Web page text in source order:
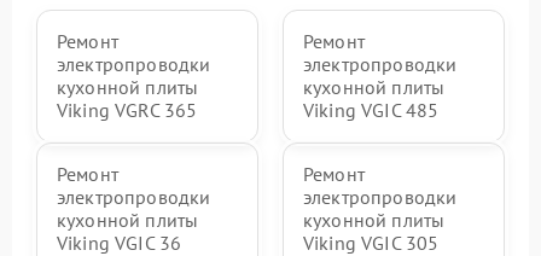
Ремонт
электропроводки
кухонной плиты
Viking VGRC 365
Ремонт
электропроводки
кухонной плиты
Viking VGIC 485
Ремонт
электропроводки
кухонной плиты
Viking VGIC 36
Ремонт
электропроводки
кухонной плиты
Viking VGIC 305